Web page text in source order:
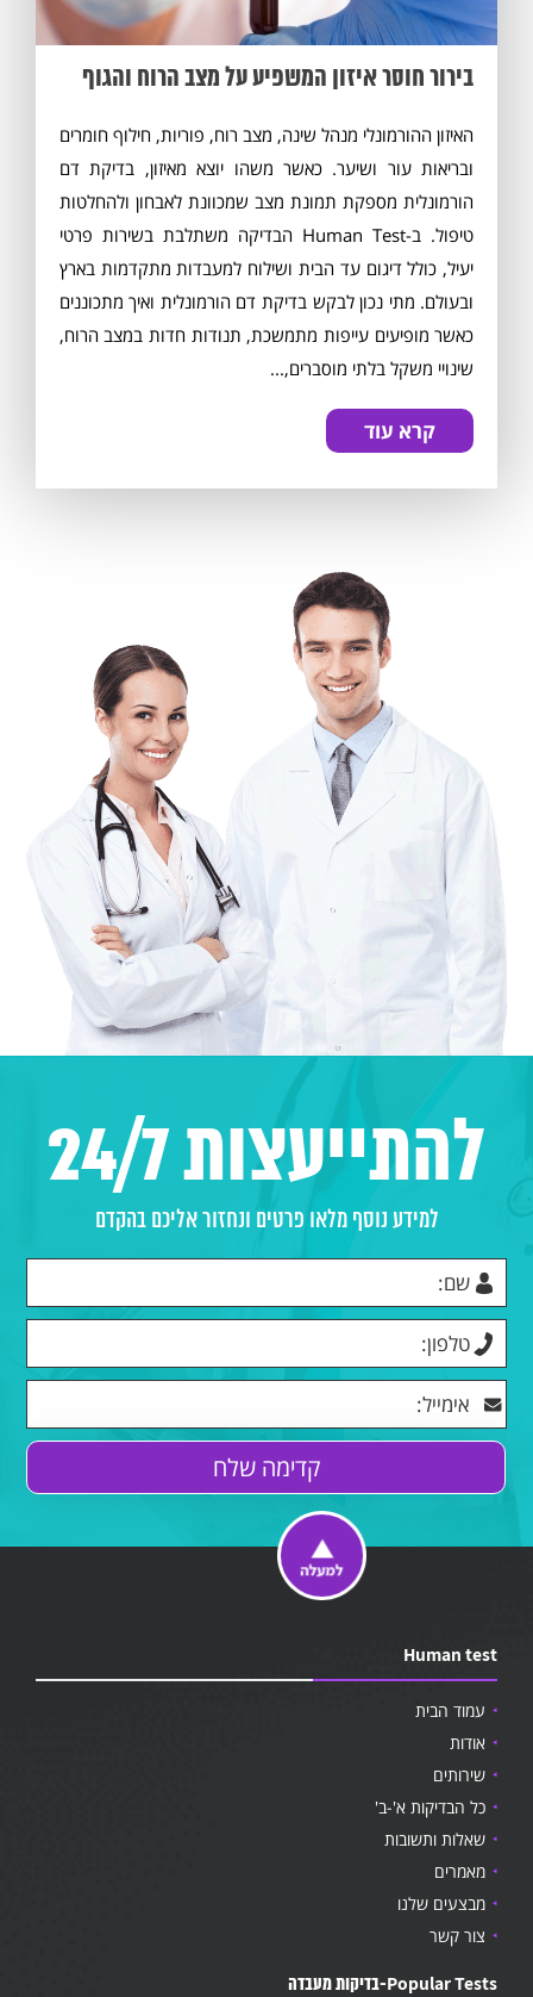
בירור חוסר איזון המשפיע על מצב הרוח והגוף
האיזון ההורמונלי מנהל שינה, מצב רוח, פוריות, חילוף חומרים
ובריאות עור ושיער. כאשר משהו יוצא מאיזון, בדיקת דם
הורמונלית מספקת תמונת מצב שמכוונת לאבחון ולהחלטות
טיפול. ב-Human Test הבדיקה משתלבת בשירות פרטי
יעיל, כולל דיגום עד הבית ושילוח למעבדות מתקדמות בארץ
ובעולם. מתי נכון לבקש בדיקת דם הורמונלית ואיך מתכוננים
כאשר מופיעים עייפות מתמשכת, תנודות חדות במצב הרוח,
שינויי משקל בלתי מוסברים,...
קרא עוד
להתייעצות 24/7
למידע נוסף מלאו פרטים ונחזור אליכם בהקדם
Human test
עמוד הבית
אודות
שירותים
כל הבדיקות א'-ב'
שאלות ותשובות
מאמרים
מבצעים שלנו
צור קשר
Popular Tests-בדיקות מעבדה